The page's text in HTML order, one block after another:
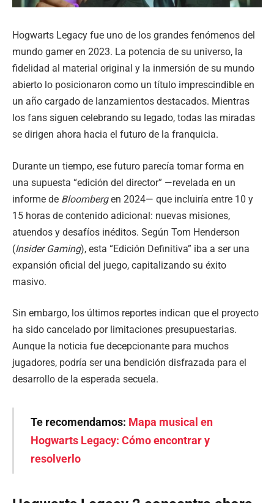
Hogwarts Legacy fue uno de los grandes fenómenos del
mundo gamer en 2023. La potencia de su universo, la
fidelidad al material original y la inmersión de su mundo
abierto lo posicionaron como un título imprescindible en
un año cargado de lanzamientos destacados. Mientras
los fans siguen celebrando su legado, todas las miradas
se dirigen ahora hacia el futuro de la franquicia.
Durante un tiempo, ese futuro parecía tomar forma en
una supuesta “edición del director” —revelada en un
informe de Bloombergen 2024— que incluiría entre 10 y
15 horas de contenido adicional: nuevas misiones,
atuendos y desafíos inéditos. Según Tom Henderson
(Insider Gaming), esta “Edición Definitiva” iba a ser una
expansión oficial del juego, capitalizando su éxito
masivo.
Sin embargo, los últimos reportes indican que el proyecto
ha sido cancelado por limitaciones presupuestarias.
Aunque la noticia fue decepcionante para muchos
jugadores, podría ser una bendición disfrazada para el
desarrollo de la esperada secuela.
Te recomendamos: Mapa musical en
Hogwarts Legacy: Cómo encontrar y
resolverlo